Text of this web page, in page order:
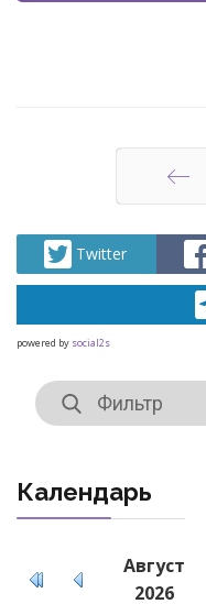
Назад
Twitter
powered by social2s
Календарь
Август
2026